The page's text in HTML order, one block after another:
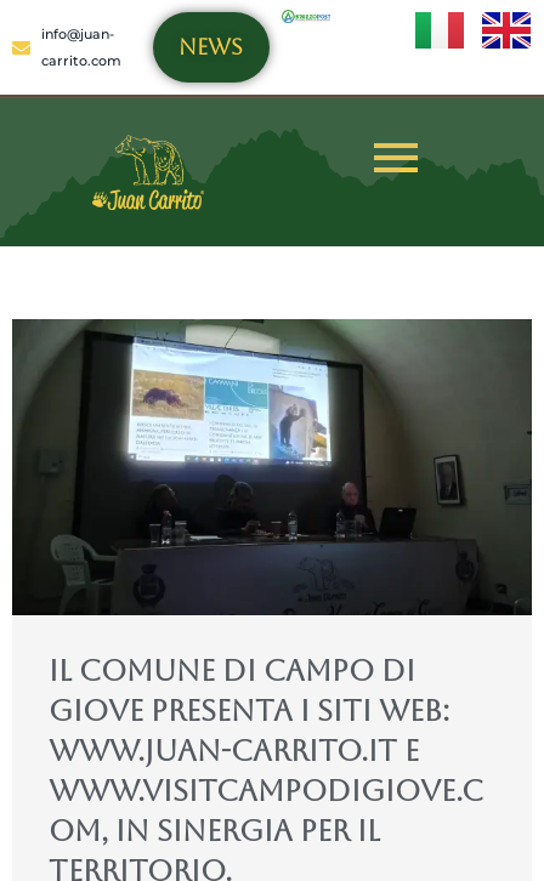
info@juan-
carrito.com
NEWS
Il Comune di Campo di
Giove presenta i siti web:
www.juan-carrito.it e
www.visitcampodigiove.c
om, in sinergia per il
territorio.